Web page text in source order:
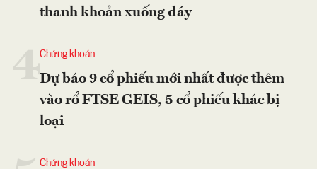
thanh khoản xuống đáy
4Chứng khoán
Dự báo 9 cổ phiếu mới nhất được thêm
vào rổ FTSE GEIS, 5 cổ phiếu khác bị
loại
Chứng khoán